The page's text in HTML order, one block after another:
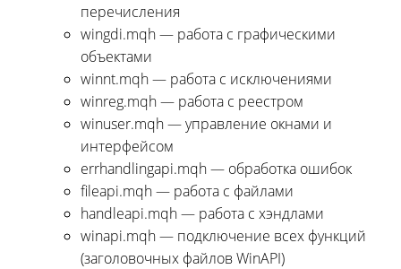
перечисления
wingdi.mqh — работа с графическими
объектами
winnt.mqh — работа с исключениями
winreg.mqh — работа с реестром
winuser.mqh — управление окнами и
интерфейсом
errhandlingapi.mqh — обработка ошибок
fileapi.mqh — работа с файлами
handleapi.mqh — работа с хэндлами
winapi.mqh — подключение всех функций
(заголовочных файлов WinAPI)